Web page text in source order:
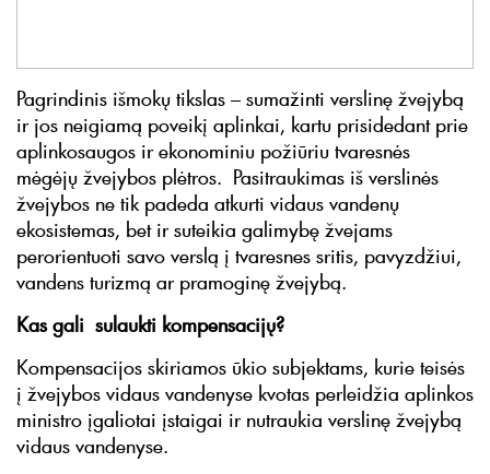
Pagrindinis išmokų tikslas – sumažinti verslinę žvejybą
ir jos neigiamą poveikį aplinkai, kartu prisidedant prie
aplinkosaugos ir ekonominiu požiūriu tvaresnės
mėgėjų žvejybos plėtros. Pasitraukimas iš verslinės
žvejybos ne tik padeda atkurti vidaus vandenų
ekosistemas, bet ir suteikia galimybę žvejams
perorientuoti savo verslą į tvaresnes sritis, pavyzdžiui,
vandens turizmą ar pramoginę žvejybą.
Kas gali sulaukti kompensacijų?
Kompensacijos skiriamos ūkio subjektams, kurie teisės
į žvejybos vidaus vandenyse kvotas perleidžia aplinkos
ministro įgaliotai įstaigai ir nutraukia verslinę žvejybą
vidaus vandenyse.